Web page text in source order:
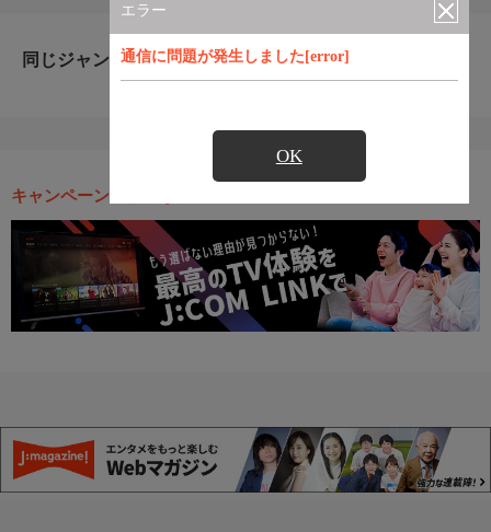
エラー
通信に問題が発生しました[error]
OK
同じジャンルのおすすめ番組
キャンペーン・お得な情報